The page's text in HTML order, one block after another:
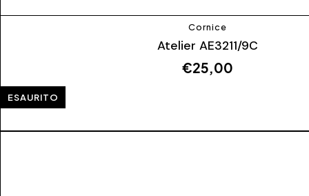
Cornice
Atelier AE3211/9C
€25,00
ESAURITO